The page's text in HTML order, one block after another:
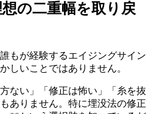
の二重幅を取り戻
もが経験するエイジングサイン
しいことではありません。
ない」「修正は怖い」「糸を抜
ありません。特に埋没法の修正